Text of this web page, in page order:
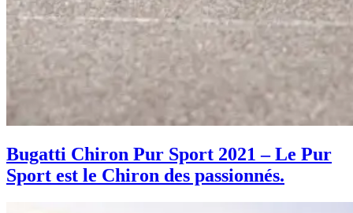
Bugatti Chiron Pur Sport 2021 – Le Pur
Sport est le Chiron des passionnés.